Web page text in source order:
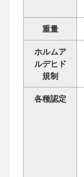
重量
ホルムア
ルデヒド
規制
各種認定